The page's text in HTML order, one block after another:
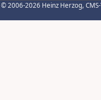
© 2006-2026 Heinz Herzog,